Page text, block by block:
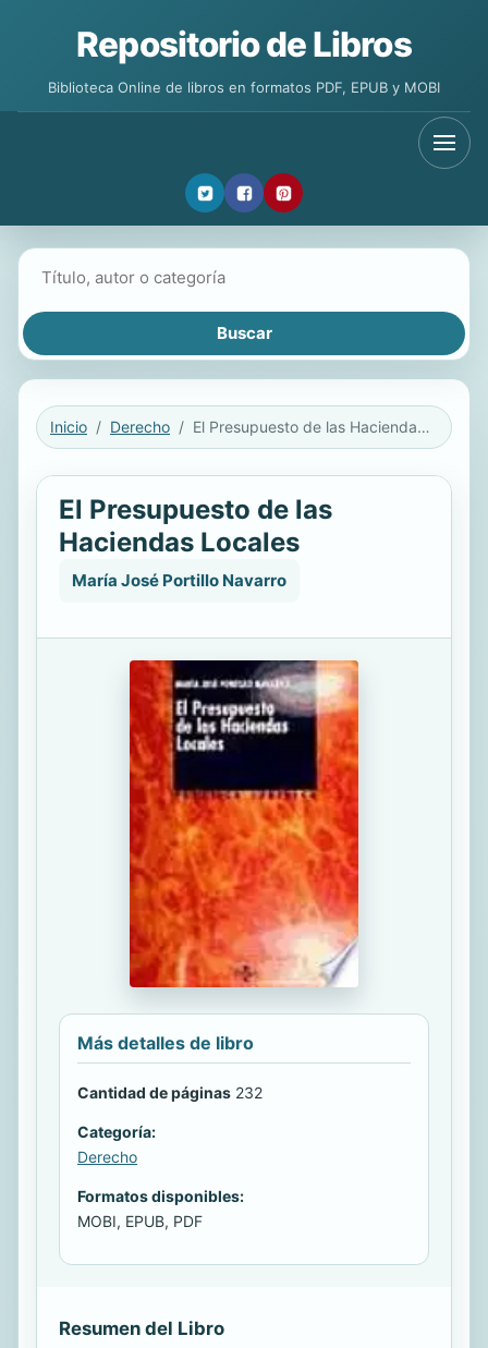
Repositorio de Libros
Biblioteca Online de libros en formatos PDF, EPUB y MOBI
Inicio Derecho El Presupuesto de las Haciendas Locales
El Presupuesto de las
Haciendas Locales
María José Portillo Navarro
Más detalles de libro
Cantidad de páginas 232
Categoría:
Derecho
Formatos disponibles:
MOBI, EPUB, PDF
Resumen del Libro